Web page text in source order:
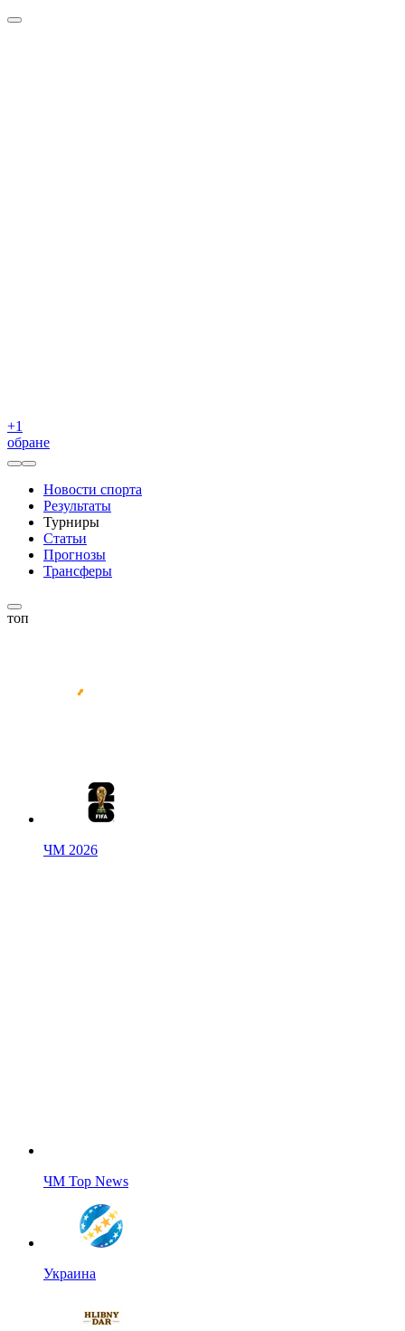
+1
обране
Новости спорта
Результаты
Турниры
Статьи
Прогнозы
Трансферы
топ
ЧМ 2026
ЧМ Top News
Украина